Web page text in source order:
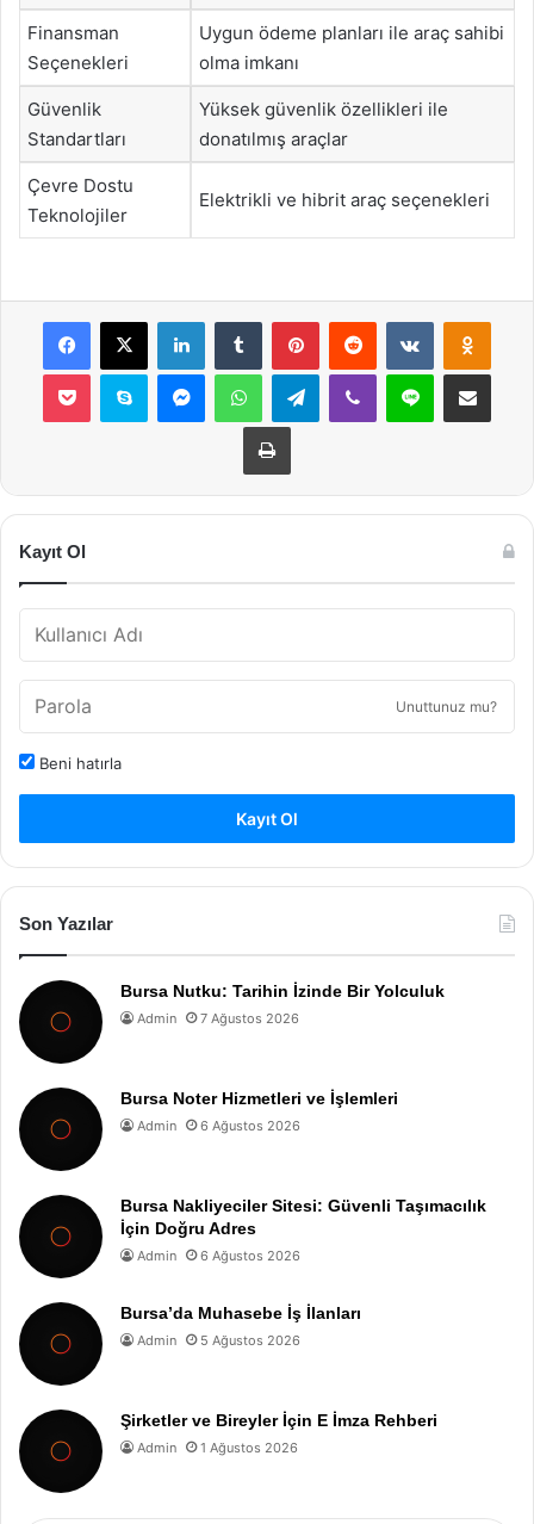
Finansman
Seçenekleri
Uygun ödeme planları ile araç sahibi
olma imkanı
Güvenlik
Standartları
Yüksek güvenlik özellikleri ile
donatılmış araçlar
Çevre Dostu
Teknolojiler
Elektrikli ve hibrit araç seçenekleri
Facebook
X LinkedInTumblr PinterestReddit VKontakte
Pocket Skype MessengerWhatsAppTelegramViber Line E-Posta ile
Yazdır
Kayıt Ol
Unuttunuz mu?
Beni hatırla
Kayıt Ol
Son Yazılar
Bursa Nutku: Tarihin İzinde Bir Yolculuk
Admin 7 Ağustos 2026
Bursa Noter Hizmetleri ve İşlemleri
Admin 6 Ağustos 2026
Bursa Nakliyeciler Sitesi: Güvenli Taşımacılık
İçin Doğru Adres
Admin 6 Ağustos 2026
Bursa’da Muhasebe İş İlanları
Admin 5 Ağustos 2026
Şirketler ve Bireyler İçin E İmza Rehberi
Admin 1 Ağustos 2026